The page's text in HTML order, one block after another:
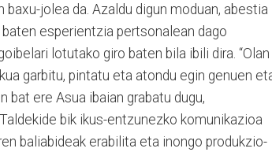
jolea da. Azaldu digun moduan, abestia
esperientzia pertsonalean dago
lotutako giro baten bila ibili dira. “Olan
garbitu, pintatu eta atondu egin genuen
bat ere Asua ibaian grabatu dugu,
bik ikus-entzunezko komunikazioa
baliabideak erabilita eta inongo produkzio-